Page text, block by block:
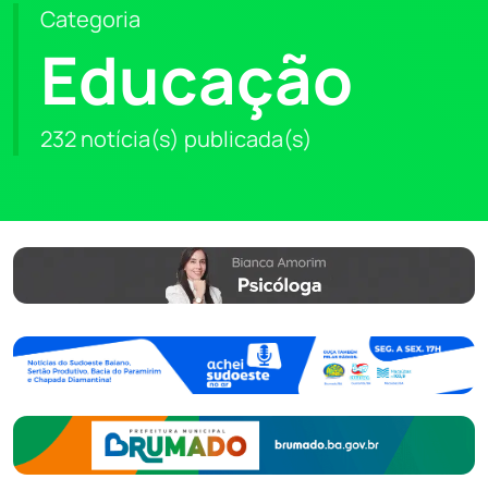
Categoria
Educação
232 notícia(s) publicada(s)